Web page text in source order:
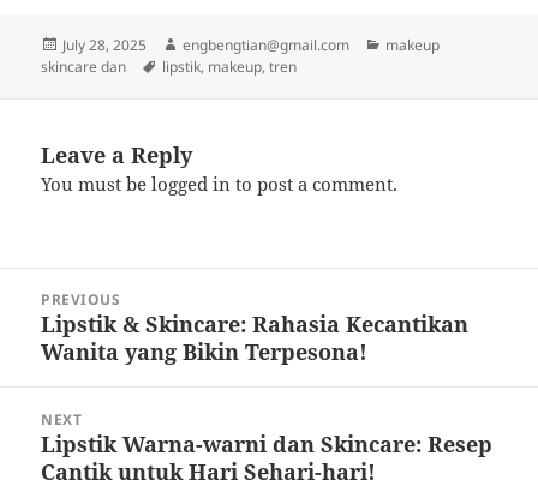
Posted
on
July 28, 2025 Author
engbengtian@gmail.com Categories
makeup
skincare dan
Tags
lipstik, makeup,tren
Leave a Reply
You must belogged in to post a comment.
navigation
PREVIOUS
Previous
post:
Lipstik & Skincare: Rahasia Kecantikan
Wanita yang Bikin Terpesona!
NEXT
Next
post:
Lipstik Warna-warni dan Skincare: Resep
Cantik untuk Hari Sehari-hari!